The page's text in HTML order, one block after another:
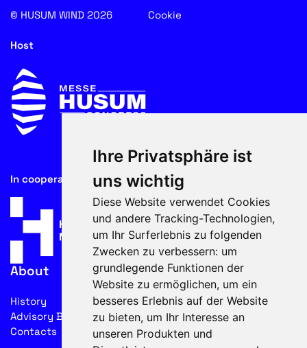
Ihre Privatsphäre ist
uns wichtig
Diese Website verwendet Cookies
und andere Tracking-Technologien,
um Ihr Surferlebnis zu folgenden
Zwecken zu verbessern: um
grundlegende Funktionen der
Website zu ermöglichen, um ein
besseres Erlebnis auf der Website
zu bieten, um Ihr Interesse an
unseren Produkten und
© HUSUM WIND 2026 Cookie
Host
In cooperation with
About
History
Advisory Board
Contacts